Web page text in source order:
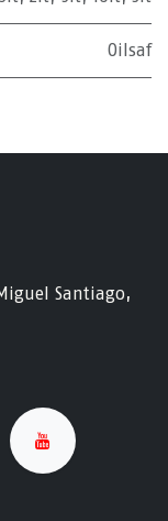
Oilsaf
Santiago,